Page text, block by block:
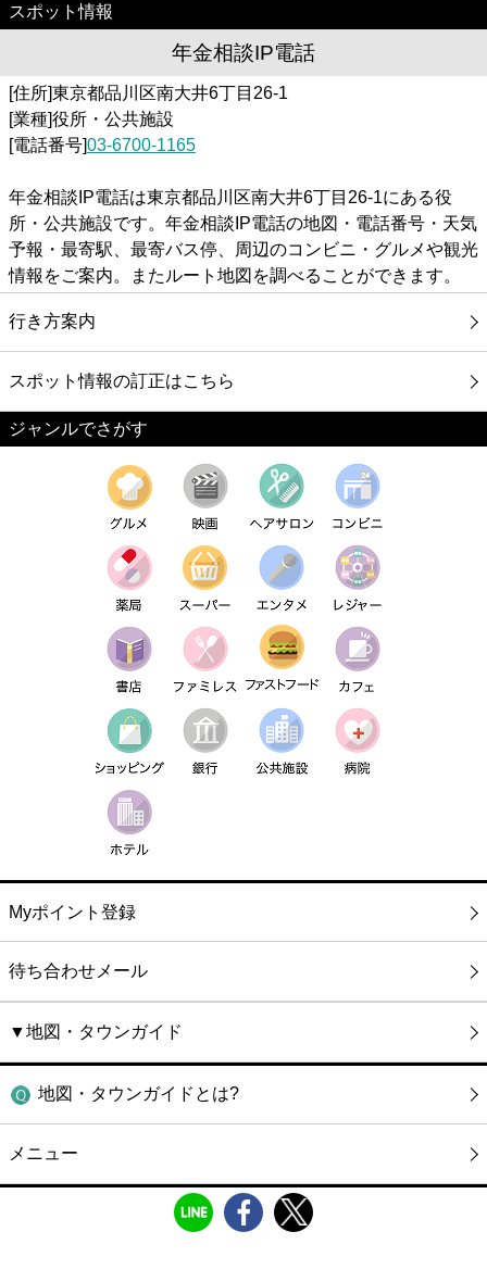
スポット情報
年金相談IP電話
[住所]東京都品川区南大井6丁目26-1
[業種]役所・公共施設
[電話番号]03-6700-1165
年金相談IP電話は東京都品川区南大井6丁目26-1にある役
所・公共施設です。年金相談IP電話の地図・電話番号・天気
予報・最寄駅、最寄バス停、周辺のコンビニ・グルメや観光
情報をご案内。またルート地図を調べることができます。
行き方案内
スポット情報の訂正はこちら
ジャンルでさがす
Myポイント登録
待ち合わせメール
▼地図・タウンガイド
地図・タウンガイドとは?
メニュー